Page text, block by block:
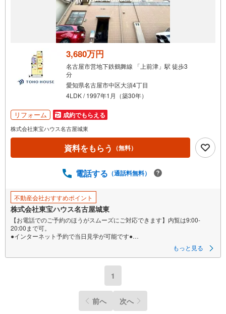
3,680万円
名古屋市営地下鉄鶴舞線 「上前津」駅 徒歩3
分
愛知県名古屋市中区大須4丁目
4LDK / 1997年1月（築30年）
リフォーム 成約でもらえる
株式会社東宝ハウス名古屋城東
資料をもらう （無料）
電話する （通話料無料）
不動産会社おすすめポイント
株式会社東宝ハウス名古屋城東
【お電話でのご予約のほうがスムーズにご対応できます】内覧は9:00-
20:00まで可。
●インターネット予約で当日見学が可能です●
「ご要望・ご質問欄」に希望日時をご記入ください！
《東宝ハウス名古屋城東のこだわり》
スタッフ一同、すべてのお客様に対して、自分の家族や仲の良い友人に対
するときと同じ気持ちで接客させていただいています。お客様ひとりひと
りが理想の住宅と出会い、住宅ローンやその他のサービスの内容にもご満
足いただき、ご納得されるまで、お付き合いをさせていただきます。私た
もっと見る
1
前へ 次へ